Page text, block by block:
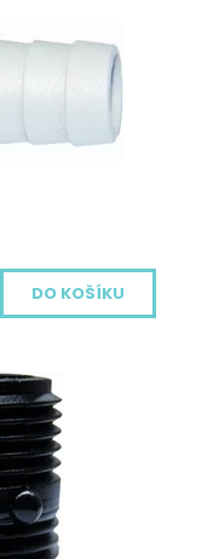
závity na dvě
myčkám.